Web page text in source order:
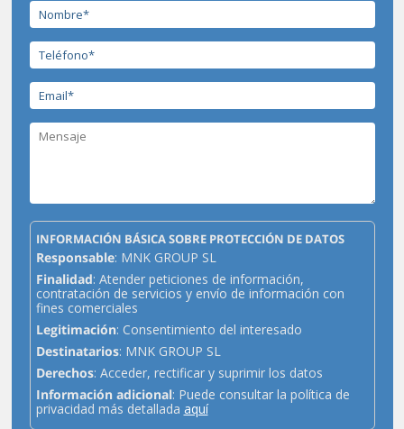
INFORMACIÓN BÁSICA SOBRE PROTECCIÓN DE DATOS
Responsable: MNK GROUP SL
Finalidad: Atender peticiones de información,
contratación de servicios y envío de información con
fines comerciales
Legitimación: Consentimiento del interesado
Destinatarios: MNK GROUP SL
Derechos: Acceder, rectificar y suprimir los datos
Información adicional: Puede consultar la política de
privacidad más detallada aquí